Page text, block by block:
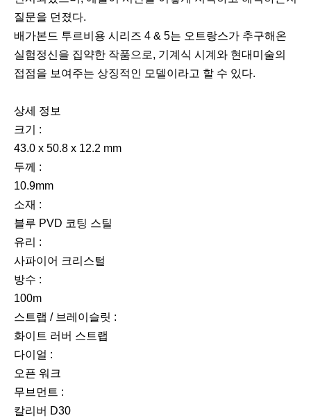
질문을 던졌다.
배가본드 투르비용 시리즈 4 & 5는 오트랑스가 추구해온
실험정신을 집약한 작품으로, 기계식 시계와 현대미술의
접점을 보여주는 상징적인 모델이라고 할 수 있다.
상세 정보
크기 :
43.0 x 50.8 x 12.2 mm
두께 :
10.9mm
소재 :
블루 PVD 코팅 스틸
유리 :
사파이어 크리스털
방수 :
100m
스트랩 / 브레이슬릿 :
화이트 러버 스트랩
다이얼 :
오픈 워크
무브먼트 :
칼리버 D30